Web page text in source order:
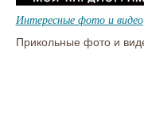
Интересные фото и видео
Прикольные фото и